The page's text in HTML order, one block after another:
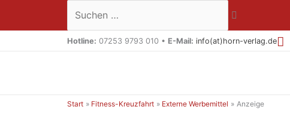
Suchen …
Hotline: 07253 9793 010 • E-Mail: info(at)horn-verlag.de
Start Fitness-Kreuzfahrt Externe Werbemittel Anzeige